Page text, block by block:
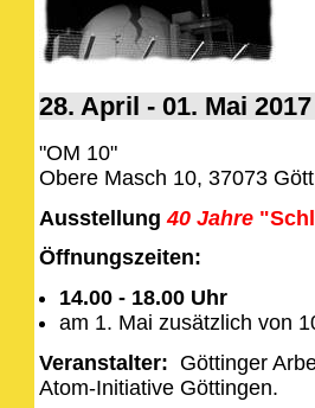
28. April - 01. Mai
"OM 10"
Obere Masch 10, 37073
Ausstellung 40 Jahre
Öffnungszeiten:
14.00 - 18.00 Uhr
am 1. Mai zusätzlich von
Veranstalter: Göttinger
Atom-Initiative Göttingen.